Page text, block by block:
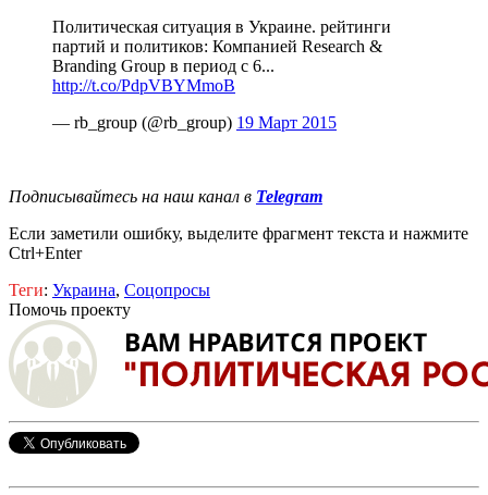
Политическая ситуация в Украине. рейтинги
партий и политиков: Компанией Research &
Branding Group в период с 6...
http://t.co/PdpVBYMmoB
— rb_group (@rb_group) 19 Март 2015
Подписывайтесь на наш канал в Telegram
Если заметили ошибку, выделите фрагмент текста и нажмите
Ctrl+Enter
Теги: Украина, Соцопросы
Помочь проекту